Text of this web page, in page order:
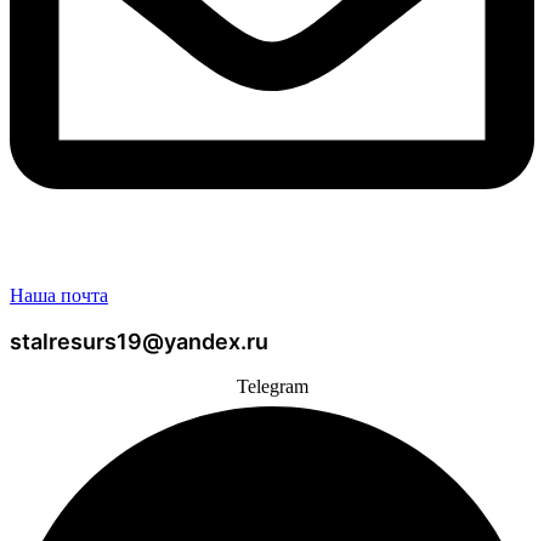
Наша почта
stalresurs19@yandex.ru
Telegram